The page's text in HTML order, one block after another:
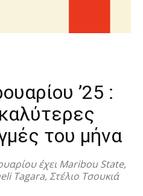
’25 :
του μήνα
έχει Maribou State,
Tagara, Στέλιο Τσουκιά